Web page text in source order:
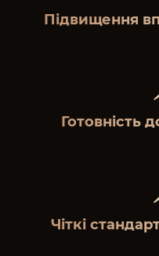
Підвищення
Готовність
Чіткі